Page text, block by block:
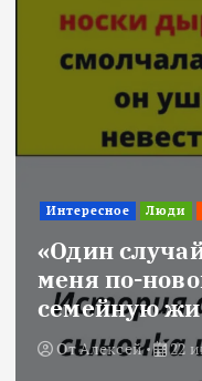
Интересное Люди
«Один
меня по-
семейную
ОтАлексей 22